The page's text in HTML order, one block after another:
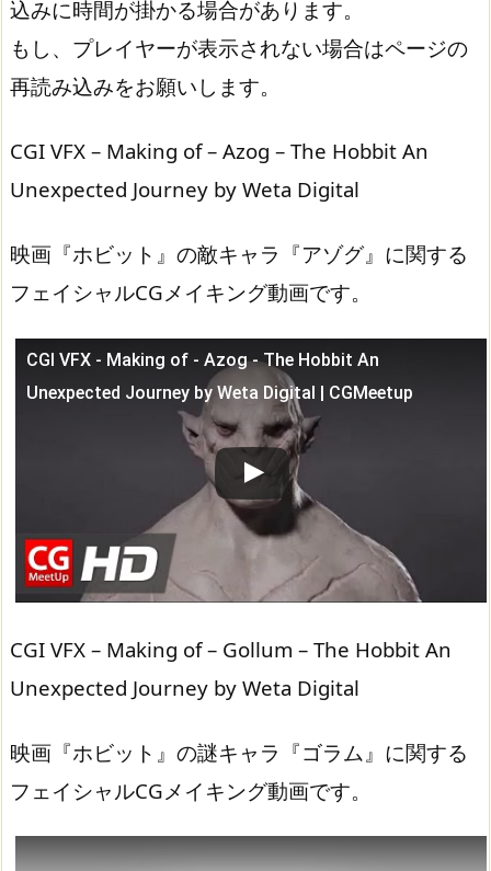
込みに時間が掛かる場合があります。
もし、プレイヤーが表示されない場合はページの
再読み込みをお願いします。
CGI VFX – Making of – Azog – The Hobbit An
Unexpected Journey by Weta Digital
映画『ホビット』の敵キャラ『アゾグ』に関する
フェイシャルCGメイキング動画です。
CGI VFX - Making of - Azog - The Hobbit An
Unexpected Journey by Weta Digital | CGMeetup
この動画を YouTube で視聴
CGI VFX – Making of – Gollum – The Hobbit An
Unexpected Journey by Weta Digital
映画『ホビット』の謎キャラ『ゴラム』に関する
フェイシャルCGメイキング動画です。